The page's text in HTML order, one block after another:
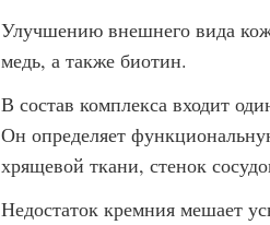
Улучшению внешнего вида
медь, а также биотин.
В состав комплекса входит
Он определяет
хрящевой ткани, стенок
Недостаток кремния мешает